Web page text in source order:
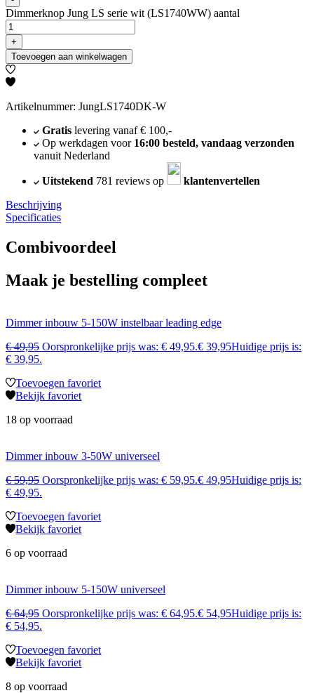
Dimmerknop Jung LS serie wit (LS1740WW) aantal
+
Toevoegen aan winkelwagen
Artikelnummer: JungLS1740DK-W
Gratislevering vanaf € 100,-
Op werkdagen voor 16:00 besteld, vandaag verzonden
vanuit Nederland
Uitstekend 781 reviews op
klantenvertellen
Beschrijving
Specificaties
Combivoordeel
Maak je bestelling compleet
Dimmer inbouw 5-150W instelbaar leading edge
€49,95 Oorspronkelijke prijs was: € 49,95.€ 39,95Huidige prijs is:
€ 39,95.
Toevoegen favoriet
Bekijk favoriet
18 op voorraad
Dimmer inbouw 3-50W universeel
€59,95 Oorspronkelijke prijs was: € 59,95.€ 49,95Huidige prijs is:
€ 49,95.
Toevoegen favoriet
Bekijk favoriet
6 op voorraad
Dimmer inbouw 5-150W universeel
€64,95 Oorspronkelijke prijs was: € 64,95.€ 54,95Huidige prijs is:
€ 54,95.
Toevoegen favoriet
Bekijk favoriet
8 op voorraad